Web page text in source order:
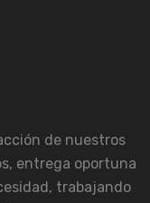
de nuestros
entrega oportuna
trabajando